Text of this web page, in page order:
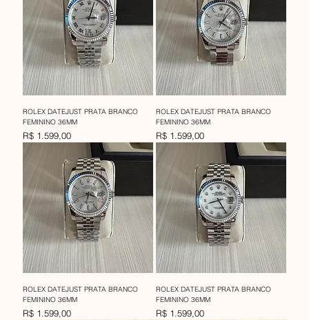
ROLEX DATEJUST PRATA BRANCO
FEMININO 36MM
Preço
R$ 1.599,00
ROLEX DATEJUST PRATA BRANCO
FEMININO 36MM
Preço
R$ 1.599,00
ROLEX DATEJUST PRATA BRANCO
FEMININO 36MM
Preço
R$ 1.599,00
ROLEX DATEJUST PRATA BRANCO
FEMININO 36MM
Preço
R$ 1.599,00